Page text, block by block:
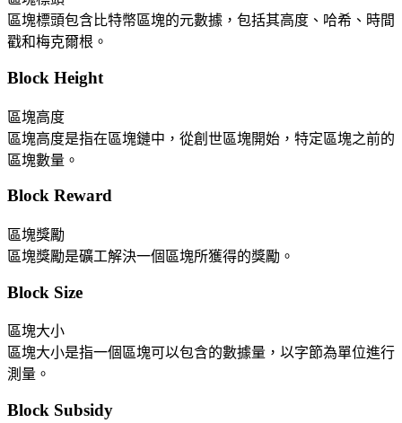
區塊標頭包含比特幣區塊的元數據，包括其高度、哈希、時間
戳和梅克爾根。
Block Height
區塊高度
區塊高度是指在區塊鏈中，從創世區塊開始，特定區塊之前的
區塊數量。
Block Reward
區塊獎勵
區塊獎勵是礦工解決一個區塊所獲得的獎勵。
Block Size
區塊大小
區塊大小是指一個區塊可以包含的數據量，以字節為單位進行
測量。
Block Subsidy